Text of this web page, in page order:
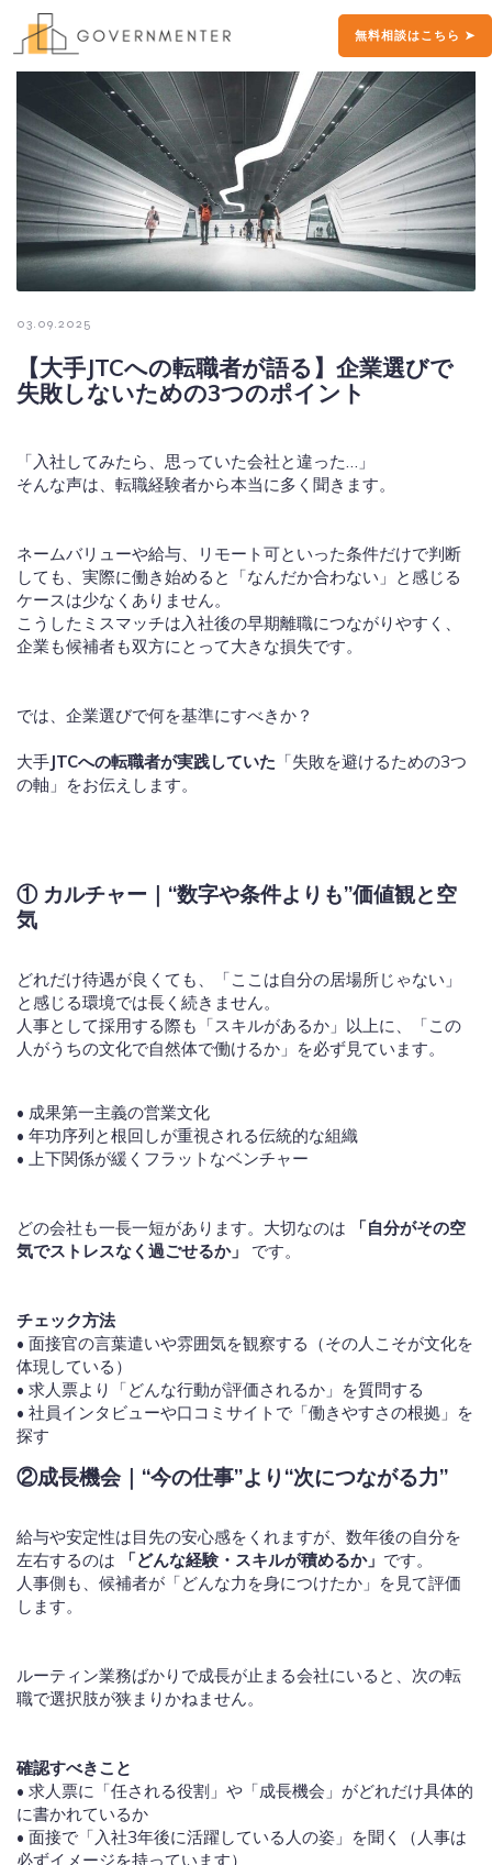
無料相談はこちら ➤
03.09.2025
【大手JTCへの転職者が語る】企業選びで
失敗しないための3つのポイント
「入社してみたら、思っていた会社と違った…」
そんな声は、転職経験者から本当に多く聞きます。
ネームバリューや給与、リモート可といった条件だけで判断
しても、実際に働き始めると「なんだか合わない」と感じる
ケースは少なくありません。
こうしたミスマッチは入社後の早期離職につながりやすく、
企業も候補者も双方にとって大きな損失です。
では、企業選びで何を基準にすべきか？
大手JTCへの転職者が実践していた 「失敗を避けるための3つ
の軸」をお伝えします。
①カルチャー｜“数字や条件よりも”価値観と空
気
どれだけ待遇が良くても、「ここは自分の居場所じゃない」
と感じる環境では長く続きません。
人事として採用する際も「スキルがあるか」以上に、「この
人がうちの文化で自然体で働けるか」を必ず見ています。
• 成果第一主義の営業文化
• 年功序列と根回しが重視される伝統的な組織
• 上下関係が緩くフラットなベンチャー
どの会社も一長一短があります。大切なのは
「自分がその空
気でストレスなく過ごせるか」
です。
チェック方法
• 面接官の言葉遣いや雰囲気を観察する（その人こそが文化を
体現している）
• 求人票より「どんな行動が評価されるか」を質問する
• 社員インタビューや口コミサイトで「働きやすさの根拠」を
探す
②成長機会｜“今の仕事”より“次につながる力”
給与や安定性は目先の安心感をくれますが、数年後の自分を
左右するのは
「どんな経験・スキルが積めるか」 です。
人事側も、候補者が「どんな力を身につけたか」を見て評価
します。
ルーティン業務ばかりで成長が止まる会社にいると、次の転
職で選択肢が狭まりかねません。
確認すべきこと
• 求人票に「任される役割」や「成長機会」がどれだけ具体的
に書かれているか
• 面接で「入社3年後に活躍している人の姿」を聞く（人事は
必ずイメージを持っています）